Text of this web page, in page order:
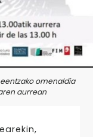
omenaldia
aurrean